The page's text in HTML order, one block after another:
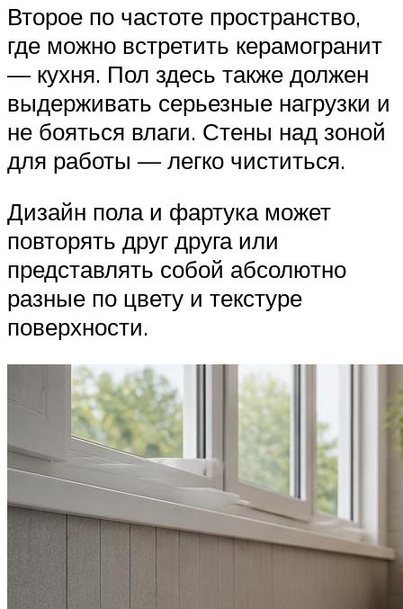
Второе по частоте пространство,
где можно встретить керамогранит
— кухня. Пол здесь также должен
выдерживать серьезные нагрузки и
не бояться влаги. Стены над зоной
для работы — легко чиститься.
Дизайн пола и фартука может
повторять друг друга или
представлять собой абсолютно
разные по цвету и текстуре
поверхности.